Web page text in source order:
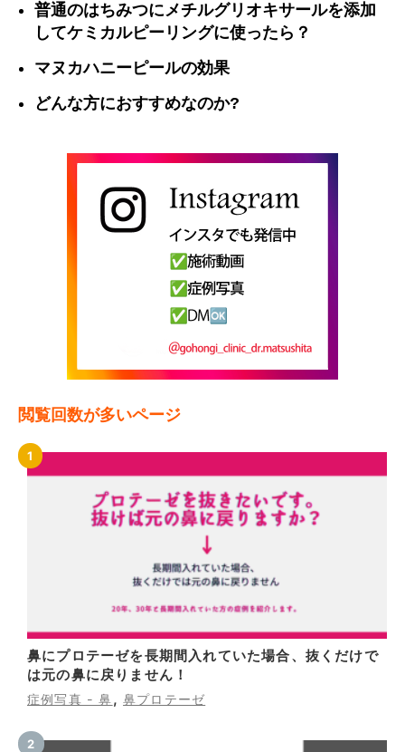
普通のはちみつにメチルグリオキサールを添加
してケミカルピーリングに使ったら？
マヌカハニーピールの効果
どんな方におすすめなのか?
閲覧回数が多いページ
鼻にプロテーゼを長期間入れていた場合、抜くだけで
は元の鼻に戻りません！
症例写真 - 鼻,鼻プロテーゼ